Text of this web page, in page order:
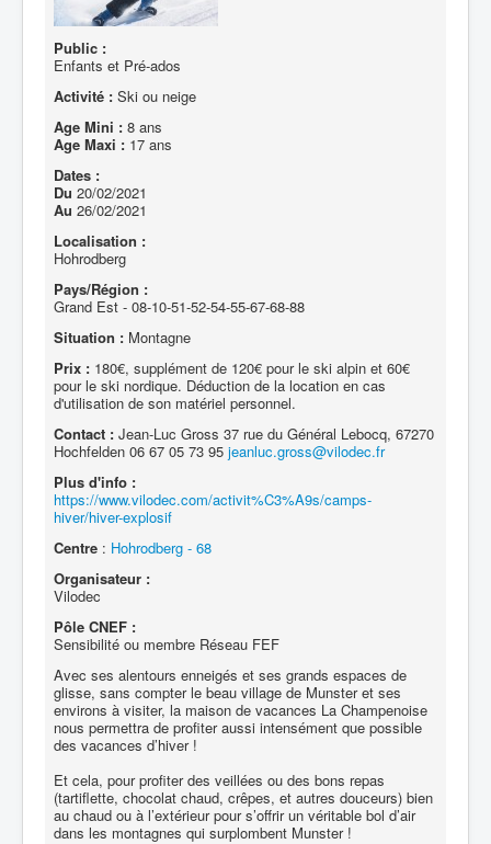
Public :
Enfants et Pré-ados
Activité : Ski ou neige
Age Mini : 8 ans
Age Maxi : 17 ans
Dates :
Du 20/02/2021
Au 26/02/2021
Localisation :
Hohrodberg
Pays/Région :
Grand Est - 08-10-51-52-54-55-67-68-88
Situation : Montagne
Prix : 180€, supplément de 120€ pour le ski alpin et 60€
pour le ski nordique. Déduction de la location en cas
d'utilisation de son matériel personnel.
Contact : Jean-Luc Gross 37 rue du Général Lebocq, 67270
Hochfelden 06 67 05 73 95 jeanluc.gross@vilodec.fr
Plus d'info :
https://www.vilodec.com/activit%C3%A9s/camps-
hiver/hiver-explosif
Centre : Hohrodberg - 68
Organisateur :
Vilodec
Pôle CNEF :
Sensibilité ou membre Réseau FEF
Avec ses alentours enneigés et ses grands espaces de
glisse, sans compter le beau village de Munster et ses
environs à visiter, la maison de vacances La Champenoise
nous permettra de profiter aussi intensément que possible
des vacances d’hiver !
Et cela, pour profiter des veillées ou des bons repas
(tartiflette, chocolat chaud, crêpes, et autres douceurs) bien
au chaud ou à l’extérieur pour s’offrir un véritable bol d’air
dans les montagnes qui surplombent Munster !